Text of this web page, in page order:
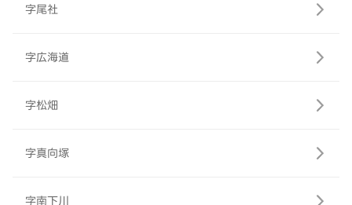
字尾社
字広海道
字松畑
字真向塚
字南下川